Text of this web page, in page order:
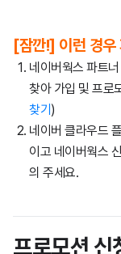
[잠깐!] 이런 경우
네이버웍스 파트
찾아 가입 및 프로
찾기)
네이버 클라우드
이고 네이버웍스
의 주세요.
프로모션 신